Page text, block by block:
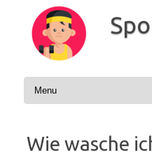
Inhalt
springen
Wie wasche